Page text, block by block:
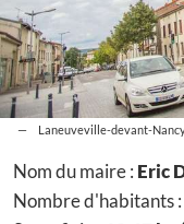
Laneuveville-devant-
Nom du maire : Eric
Nombre d'habitants :